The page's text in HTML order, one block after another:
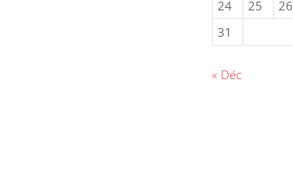
24
25 26
31
« Déc